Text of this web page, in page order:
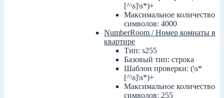
[^\s]\s*)+
Максимальное количество
символов: 4000
NumberRoom / Номер комнаты в
квартире
Тип: s255
Базовый тип: строка
Шаблон проверки: (\s*
[^\s]\s*)+
Максимальное количество
символов: 255